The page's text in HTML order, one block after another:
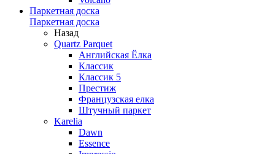
Паркетная доска
Паркетная доска
Назад
Quartz Parquet
Английская Ёлка
Классик
Классик 5
Престиж
Французская елка
Штучный паркет
Karelia
Dawn
Essence